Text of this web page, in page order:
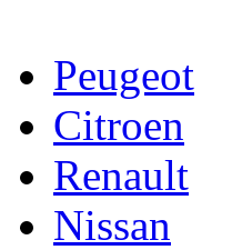
Peugeot
Citroen
Renault
Nissan